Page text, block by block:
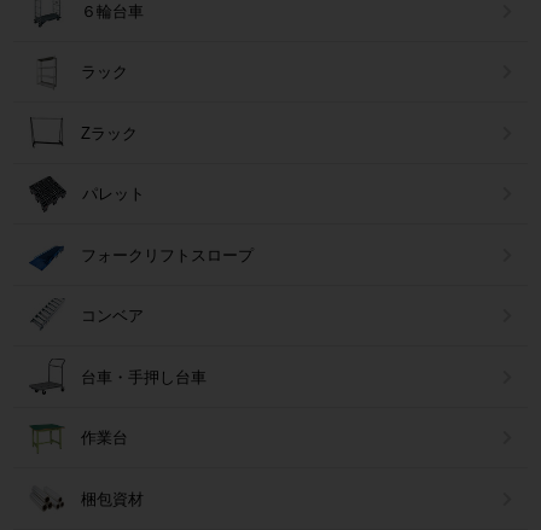
６輪台車
ラック
Zラック
パレット
フォークリフトスロープ
コンベア
台車・手押し台車
作業台
梱包資材